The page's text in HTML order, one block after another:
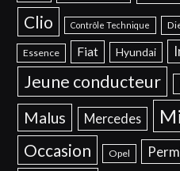
Clio Contrôle Technique
Essence Fiat Hyundai
Jeune conducteur
Malus Mercedes
Occasion Opel